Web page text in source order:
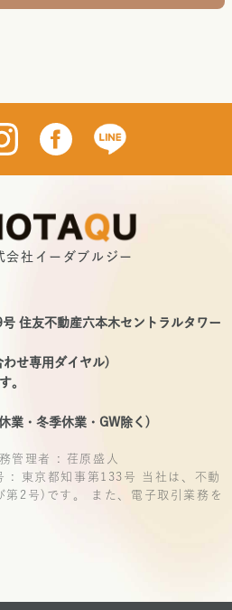
会社イーダブルジー
住友不動産六本木セントラルタワー
せ専用ダイヤル)
。
業・冬季休業・GW除く)
管理者 : 荏原盛人
: 東京都知事第133号
当社は、不動
第2号)です。
また、電子取引業務を